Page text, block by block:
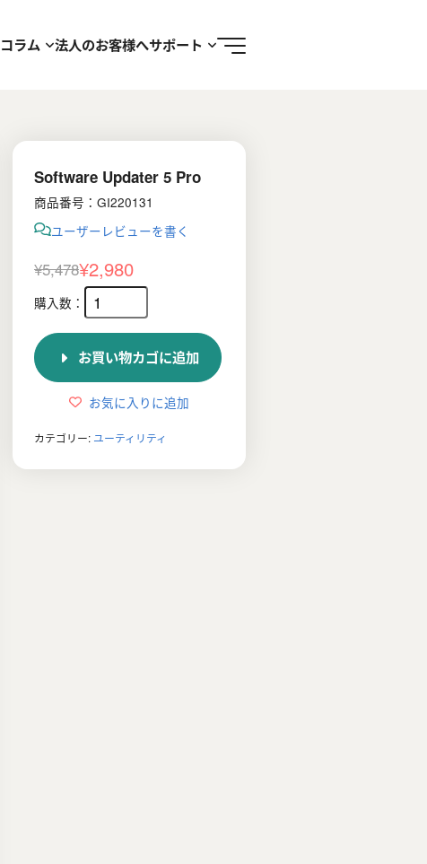
コラム 法人のお客様へサポート
Software Updater 5 Pro
商品番号：GI220131
ユーザーレビューを書く
¥5,478
元
の
価
格
¥2,980
現
在
の
価
お買い物カゴに追加
お気に入りに追加
カテゴリー: ユーティリティ